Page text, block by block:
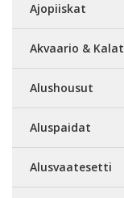
Ajopiiskat
Akvaario & Kalat
Alushousut
Aluspaidat
Alusvaatesetti